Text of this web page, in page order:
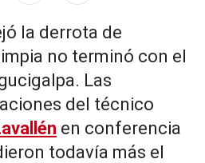
la derrota de
no terminó con el
Las
del técnico
en conferencia
todavía más el